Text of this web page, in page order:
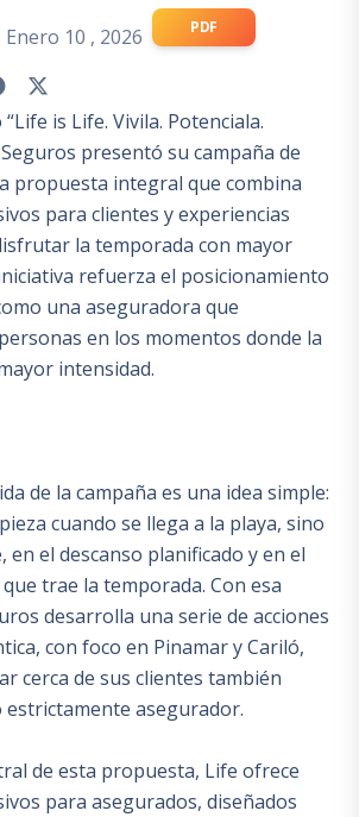
10 , 2026 PDF
is Life. Vivila. Potenciala.
presentó su campaña de
propuesta integral que combina
para clientes y experiencias
la temporada con mayor
refuerza el posicionamiento
una aseguradora que
en los momentos donde la
intensidad.
de la campaña es una idea simple:
cuando se llega a la playa, sino
en el descanso planificado y en el
trae la temporada. Con esa
desarrolla una serie de acciones
con foco en Pinamar y Cariló,
cerca de sus clientes también
asegurador.
de esta propuesta, Life ofrece
para asegurados, diseñados